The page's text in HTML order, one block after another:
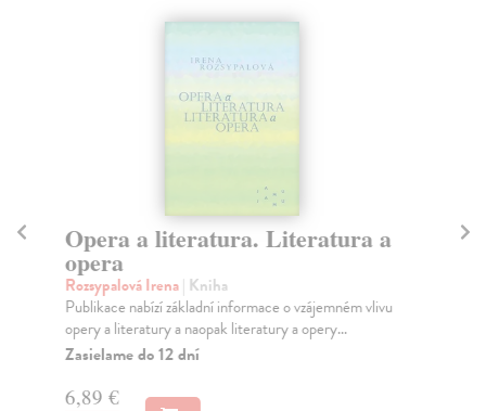
Opera a literatura. Literatura a
opera
Rozsypalová Irena| Kniha
Publikace nabízí základní informace o vzájemném vlivu
opery a literatury a naopak literatury a opery...
Zasielame do 12 dní
6,89 €